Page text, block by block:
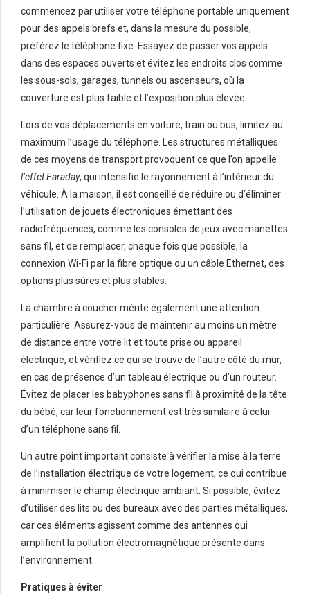
commencez par utiliser votre téléphone portable uniquement
pour des appels brefs et, dans la mesure du possible,
préférez le téléphone fixe. Essayez de passer vos appels
dans des espaces ouverts et évitez les endroits clos comme
les sous-sols, garages, tunnels ou ascenseurs, où la
couverture est plus faible et l’exposition plus élevée.
Lors de vos déplacements en voiture, train ou bus, limitez au
maximum l’usage du téléphone. Les structures métalliques
de ces moyens de transport provoquent ce que l’on appelle
l’effet Faraday, qui intensifie le rayonnement à l’intérieur du
véhicule. À la maison, il est conseillé de réduire ou d’éliminer
l’utilisation de jouets électroniques émettant des
radiofréquences, comme les consoles de jeux avec manettes
sans fil, et de remplacer, chaque fois que possible, la
connexion Wi-Fi par la fibre optique ou un câble Ethernet, des
options plus sûres et plus stables.
La chambre à coucher mérite également une attention
particulière. Assurez-vous de maintenir au moins un mètre
de distance entre votre lit et toute prise ou appareil
électrique, et vérifiez ce qui se trouve de l’autre côté du mur,
en cas de présence d’un tableau électrique ou d’un routeur.
Évitez de placer les babyphones sans fil à proximité de la tête
du bébé, car leur fonctionnement est très similaire à celui
d’un téléphone sans fil.
Un autre point important consiste à vérifier la mise à la terre
de l’installation électrique de votre logement, ce qui contribue
à minimiser le champ électrique ambiant. Si possible, évitez
d’utiliser des lits ou des bureaux avec des parties métalliques,
car ces éléments agissent comme des antennes qui
amplifient la pollution électromagnétique présente dans
l’environnement.
Pratiques à éviter